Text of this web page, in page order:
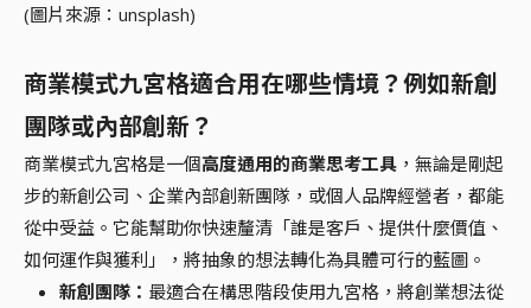
(圖片來源：unsplash)
商業模式九宮格適合用在哪些情境？例如新創
團隊或內部創新？
商業模式九宮格是一個高度通用的商業思考工具 ，無論是剛起
步的新創公司、企業內部創新團隊，或個人品牌經營者，都能
從中受益。它能幫助你快速釐清「誰是客戶、提供什麼價值、
如何運作與獲利」，將抽象的想法轉化為具體可行的藍圖。
新創團隊： 最適合在構思階段使用九宮格，將創業想法從